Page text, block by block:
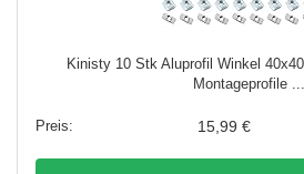
Kinisty 10 Stk Aluprofil Winkel
Montageprofile ...
15,99 €